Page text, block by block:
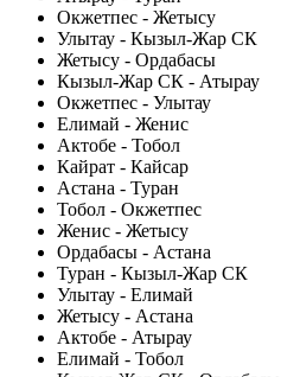
Окжетпес - Жетысу
Улытау - Кызыл-Жар СК
Жетысу - Ордабасы
Кызыл-Жар СК - Атырау
Окжетпес - Улытау
Елимай - Женис
Актобе - Тобол
Кайрат - Кайсар
Астана - Туран
Тобол - Окжетпес
Женис - Жетысу
Ордабасы - Астана
Туран - Кызыл-Жар СК
Улытау - Елимай
Жетысу - Астана
Актобе - Атырау
Елимай - Тобол